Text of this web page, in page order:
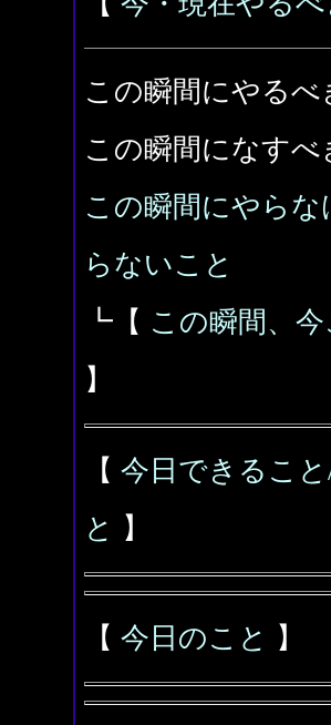
この瞬間にやるべ
この瞬間になすべ
この瞬間にやらな
らないこと
┗【 この瞬間、
】
【 今日できるこ
と
】
【 今日のこと 】